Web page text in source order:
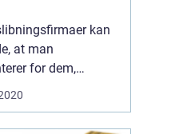
kan
at man
for dem,
standen er p&a...